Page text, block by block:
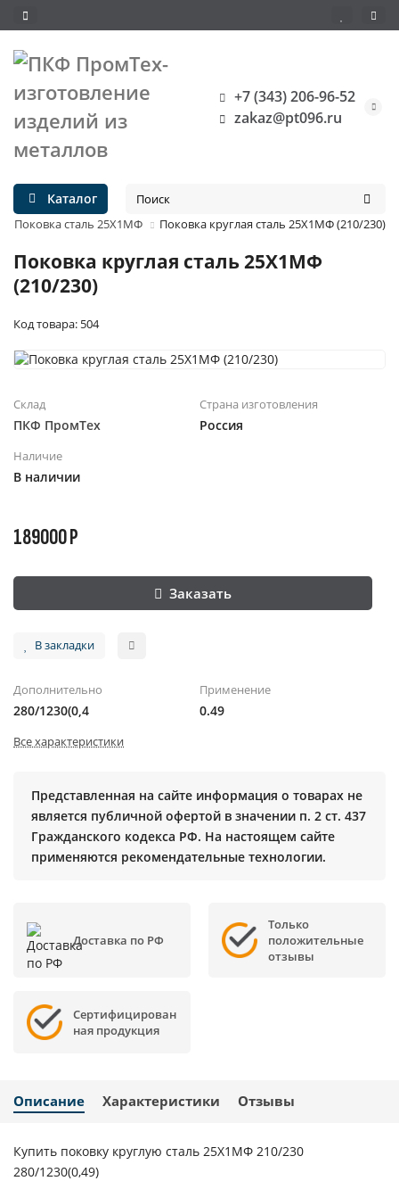
+7 (343) 206-96-52
zakaz@pt096.ru
Каталог
Поковка сталь 25Х1МФ Поковка круглая сталь 25Х1МФ (210/230)
Поковка круглая сталь 25Х1МФ
(210/230)
Код товара: 504
Склад
ПКФ ПромТех
Страна изготовления
Россия
Наличие
В наличии
189000 Р
Заказать
В закладки
Дополнительно
280/1230(0,4
Применение
0.49
Все характеристики
Представленная на сайте информация о товарах не
является публичной офертой в значении п. 2 ст. 437
Гражданского кодекса РФ. На настоящем сайте
применяются рекомендательные технологии.
Доставка по РФ
Только
положительные
отзывы
Сертифицирован
ная продукция
Описание Характеристики Отзывы
Купить поковку круглую сталь 25Х1МФ 210/230
280/1230(0,49)